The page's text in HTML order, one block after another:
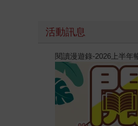
活動訊息
閱讀漫遊錄-2026上半年